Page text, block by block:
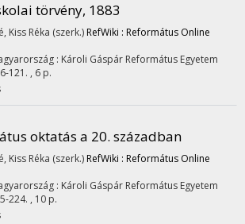
törvény, 1883
Kiss Réka (szerk.) RefWiki : Református Online
: Károli Gáspár Református Egyetem
121. , 6 p.
oktatás a 20. században
Kiss Réka (szerk.) RefWiki : Református Online
: Károli Gáspár Református Egyetem
224. , 10 p.